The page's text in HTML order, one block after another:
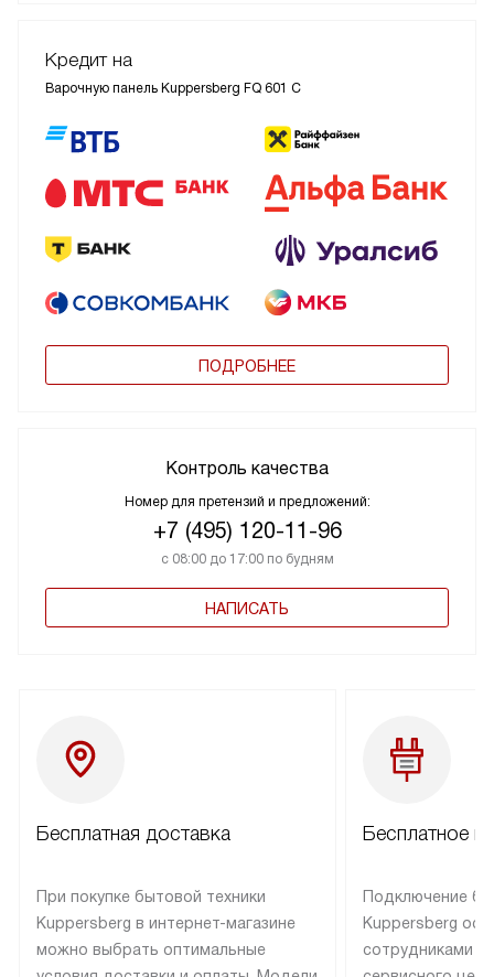
Кредит на
Варочную панель Kuppersberg FQ 601 C
ПОДРОБНЕЕ
Контроль качества
Номер для претензий и предложений:
+7 (495) 120-11-96
с 08:00 до 17:00 по будням
НАПИСАТЬ
Бесплатная доставка
При покупке бытовой техники
Kuppersberg в интернет-магазине
можно выбрать оптимальные
Бесплатное
Подключение
Kuppersberg
сотрудниками